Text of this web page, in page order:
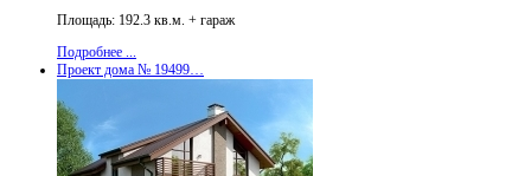
Площадь: 192.3 кв.м. + гараж
Подробнее ...
Проект дома № 19499…